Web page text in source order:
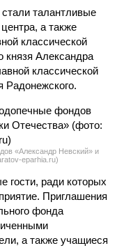
талантливые
а также
классической
князя Александра
классической
Радонежского.
«Александр Невский» и
eparhia.ru)
гости, ради которых
Приглашения
фонда
а также учащиеся